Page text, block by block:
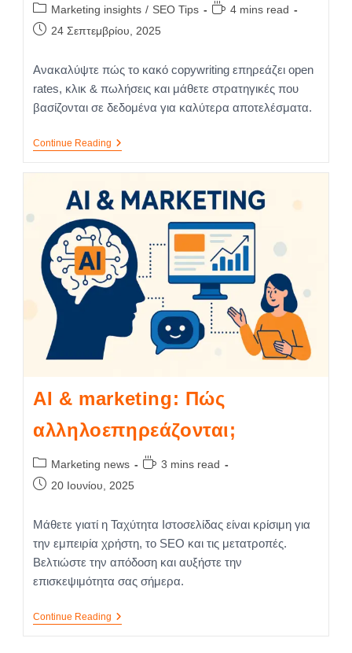
Marketing insights / SEO Tips
4 mins read
24 Σεπτεμβρίου, 2025
Ανακαλύψτε πώς το κακό copywriting επηρεάζει open
rates, κλικ & πωλήσεις και μάθετε στρατηγικές που
βασίζονται σε δεδομένα για καλύτερα αποτελέσματα.
Continue Reading
AI & marketing: Πώς
αλληλοεπηρεάζονται;
Marketing news
3 mins read
20 Ιουνίου, 2025
Μάθετε γιατί η Ταχύτητα Ιστοσελίδας είναι κρίσιμη για
την εμπειρία χρήστη, το SEO και τις μετατροπές.
Βελτιώστε την απόδοση και αυξήστε την
επισκεψιμότητα σας σήμερα.
Continue Reading